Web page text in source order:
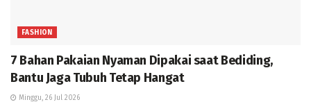
FASHION
7 Bahan Pakaian Nyaman Dipakai saat Bediding,
Bantu Jaga Tubuh Tetap Hangat
Minggu, 26 Jul 2026